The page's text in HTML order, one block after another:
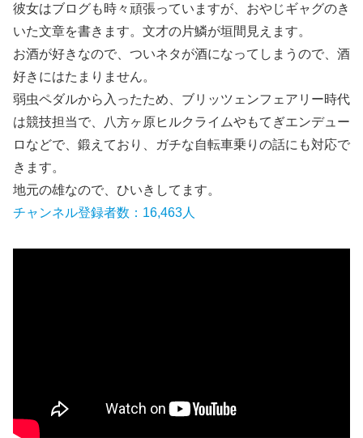
彼女はブログも時々頑張っていますが、おやじギャグのき
いた文章を書きます。文才の片鱗が垣間見えます。
お酒が好きなので、ついネタが酒になってしまうので、酒
好きにはたまりません。
弱虫ペダルから入ったため、ブリッツェンフェアリー時代
は競技担当で、八方ヶ原ヒルクライムやもてぎエンデュー
ロなどで、鍛えており、ガチな自転車乗りの話にも対応で
きます。
地元の雄なので、ひいきしてます。
チャンネル登録者数：16,463人